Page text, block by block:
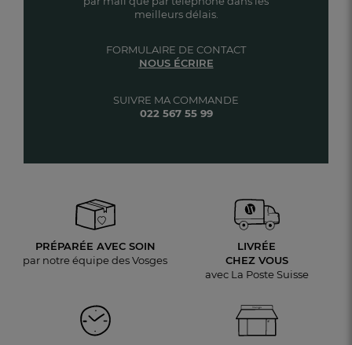
meilleurs délais.
SUIVRE MA COMMANDE
022 567 55 99
FORMULAIRE DE CONTACT
NOUS ÉCRIRE
PRÉPARÉE AVEC SOIN
par notre équipe des Vosges
LIVRÉE
CHEZ VOUS
avec La Poste Suisse